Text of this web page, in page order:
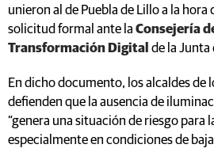
unieron al de Puebla de Lillo a la hora
solicitud formal ante la Consejería
Transformación Digital de la Junta
En dicho documento, los alcaldes de
defienden que la ausencia de
“genera una situación de riesgo para
especialmente en condiciones de